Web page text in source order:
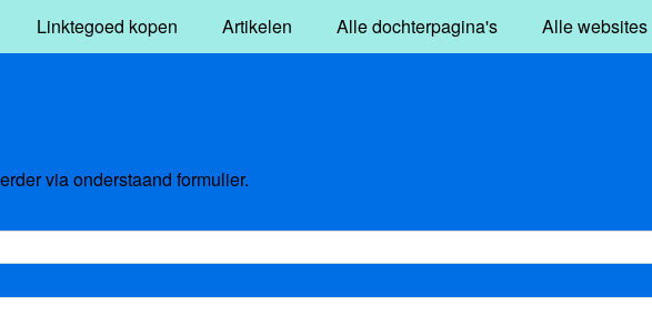
Linktegoed kopen Artikelen Alle dochterpagina's Alle websites
via onderstaand formulier.